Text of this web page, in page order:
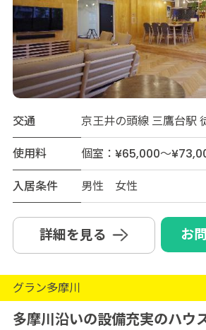
交通
京王井の頭線 三鷹台駅
使用料
個室：¥65,000～
入居条件
男性 女性
詳細を見る お
グラン多摩川
多摩川沿いの設備充実のハウ